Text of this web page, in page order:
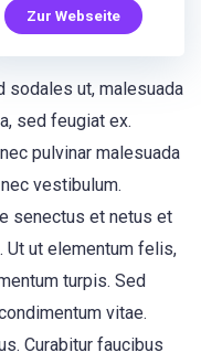
Zur Webseite
sodales ut, malesuada
sed feugiat ex.
pulvinar malesuada
vestibulum.
senectus et netus et
Ut ut elementum felis,
turpis. Sed
vitae.
Curabitur faucibus